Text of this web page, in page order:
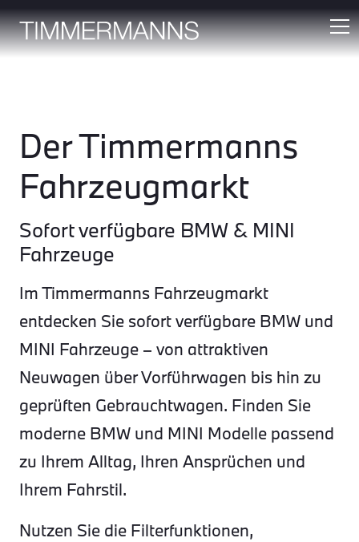
Der Timmermanns
Fahrzeugmarkt
Sofort verfügbare BMW & MINI
Fahrzeuge
Im Timmermanns Fahrzeugmarkt
entdecken Sie sofort verfügbare BMW und
MINI Fahrzeuge – von attraktiven
Neuwagen über Vorführwagen bis hin zu
geprüften Gebrauchtwagen. Finden Sie
moderne BMW und MINI Modelle passend
zu Ihrem Alltag, Ihren Ansprüchen und
Ihrem Fahrstil.
Nutzen Sie die Filterfunktionen,